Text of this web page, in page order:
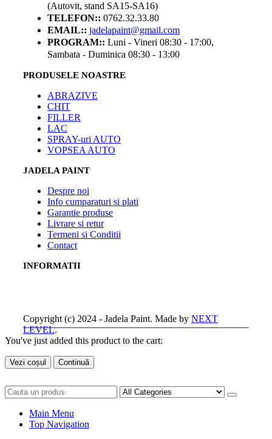
(Autovit, stand SA15-SA16)
TELEFON:: 0762.32.33.80
EMAIL:: jadelapaint@gmail.com
PROGRAM:: Luni - Vineri 08:30 - 17:00,
Sambata - Duminica 08:30 - 13:00
PRODUSELE NOASTRE
ABRAZIVE
CHIT
FILLER
LAC
SPRAY-uri AUTO
VOPSEA AUTO
JADELA PAINT
Despre noi
Info cumparaturi si plati
Garantie produse
Livrare si retur
Termeni si Conditii
Contact
INFORMATII
Copyright (c) 2024 - Jadela Paint. Made by NEXT
LEVEL.
You've just added this product to the cart:
Vezi coșul Continuă
Main Menu
Top Navigation